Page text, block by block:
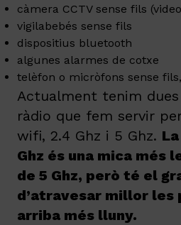
càmera CCTV sense fils
vigilabebés sense fils
dispositius bluetooth
algunes alarmes de cotxe
telèfon o micròfons sense
Actualment tenim
ràdio que fem servir
wifi, 2.4 Ghz i 5 Ghz.
Ghz és una mica més
de 5 Ghz, però té el
d’atravesar millor les
arriba més lluny.